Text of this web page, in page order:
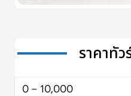
ราคาทั
0 – 10,000